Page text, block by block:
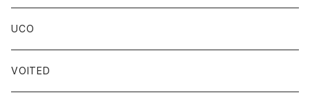
UCO
VOITED